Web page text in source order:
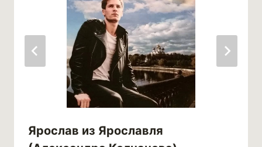
Ярослав из Ярославля